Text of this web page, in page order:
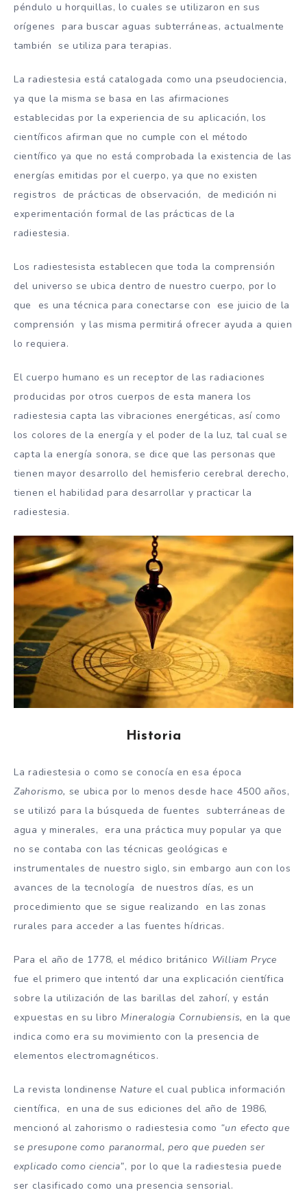
péndulo u horquillas, lo cuales se utilizaron en sus
orígenes para buscar aguas subterráneas, actualmente
también se utiliza para terapias.
La radiestesia está catalogada como una pseudociencia,
ya que la misma se basa en las afirmaciones
establecidas por la experiencia de su aplicación, los
científicos afirman que no cumple con el método
científico ya que no está comprobada la existencia de las
energías emitidas por el cuerpo, ya que no existen
registros de prácticas de observación, de medición ni
experimentación formal de las prácticas de la
radiestesia.
Los radiestesista establecen que toda la comprensión
del universo se ubica dentro de nuestro cuerpo, por lo
que es una técnica para conectarse con ese juicio de la
comprensión y las misma permitirá ofrecer ayuda a quien
lo requiera.
El cuerpo humano es un receptor de las radiaciones
producidas por otros cuerpos de esta manera los
radiestesia capta las vibraciones energéticas, así como
los colores de la energía y el poder de la luz, tal cual se
capta la energía sonora, se dice que las personas que
tienen mayor desarrollo del hemisferio cerebral derecho,
tienen el habilidad para desarrollar y practicar la
radiestesia.
Historia
La radiestesia o como se conocía en esa época
Zahorismo, se ubica por lo menos desde hace 4500 años,
se utilizó para la búsqueda de fuentes subterráneas de
agua y minerales, era una práctica muy popular ya que
no se contaba con las técnicas geológicas e
instrumentales de nuestro siglo, sin embargo aun con los
avances de la tecnología de nuestros días, es un
procedimiento que se sigue realizando en las zonas
rurales para acceder a las fuentes hídricas.
Para el año de 1778, el médico británico William Pryce
fue el primero que intentó dar una explicación científica
sobre la utilización de las barillas del zahorí, y están
expuestas en su libroMineralogia Cornubiensis, en la que
indica como era su movimiento con la presencia de
elementos electromagnéticos.
La revista londinenseNature el cual publica información
científica, en una de sus ediciones del año de 1986,
mencionó al zahorismo o radiestesia como “un efecto que
se presupone como paranormal, pero que pueden ser
explicado como ciencia”, por lo que la radiestesia puede
ser clasificado como una presencia sensorial.